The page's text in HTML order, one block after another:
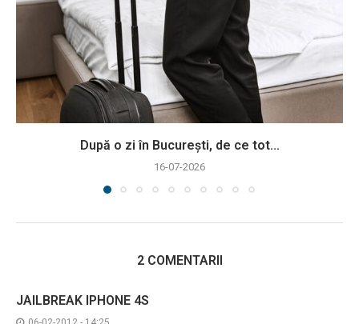
După o zi în București, de ce tot...
16-07-2026
2 COMENTARII
JAILBREAK IPHONE 4S